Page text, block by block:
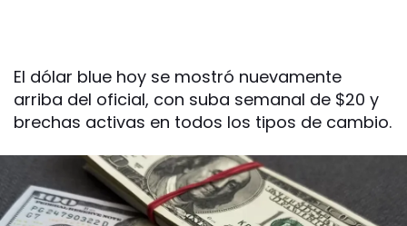
El dólar blue hoy se mostró nuevamente
arriba del oficial, con suba semanal de $20 y
brechas activas en todos los tipos de cambio.